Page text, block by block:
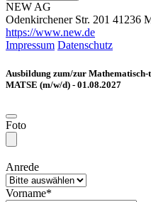
NEW AG
Odenkirchener Str. 201 41236
https://www.new.de
Impressum Datenschutz
Ausbildung zum/zur
MATSE (m/w/d) - 01.08.2027
Foto
Anrede
Vorname*